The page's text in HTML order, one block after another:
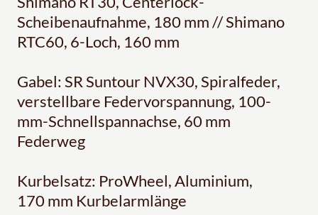
Scheibenaufnahme, 180 mm // Shimano
RTC60, 6-Loch, 160 mm
Gabel: SR Suntour NVX30, Spiralfeder,
verstellbare Federvorspannung, 100-
mm-Schnellspannachse, 60 mm
Federweg
Kurbelsatz: ProWheel, Aluminium,
170 mm Kurbelarmlänge